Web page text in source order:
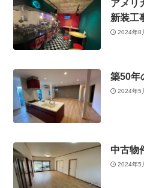
アメリ
新装工
2024年8
築50年
2024年5
中古物
2024年5